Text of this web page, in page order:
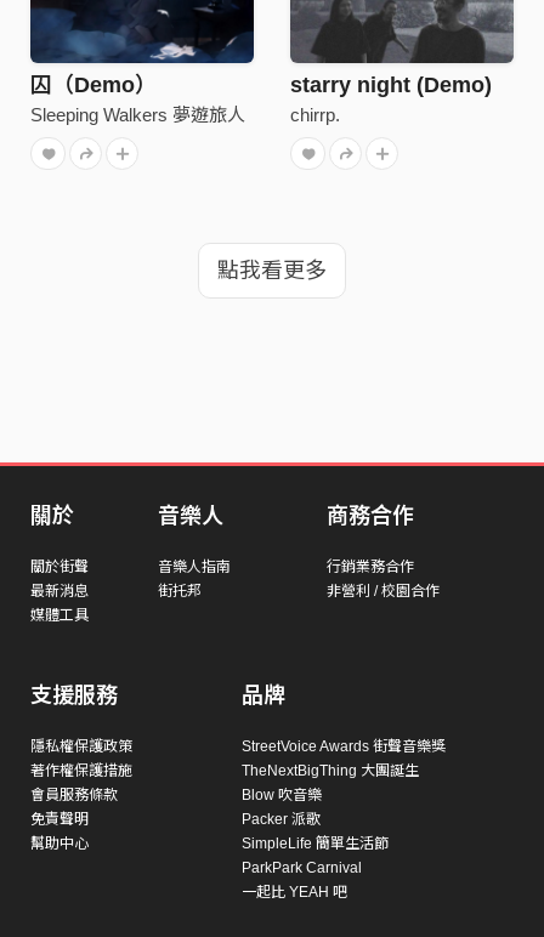
囚（Demo）
Sleeping Walkers 夢遊旅人
starry night (Demo)
chirrp.
點我看更多
關於
關於街聲
最新消息
媒體工具
音樂人
音樂人指南
街托邦
商務合作
行銷業務合作
非營利 / 校園合作
支援服務
隱私權保護政策
著作權保護措施
會員服務條款
免責聲明
幫助中心
品牌
StreetVoice Awards 街聲音樂獎
TheNextBigThing 大團誕生
Blow 吹音樂
Packer 派歌
SimpleLife 簡單生活節
ParkPark Carnival
一起比 YEAH 吧